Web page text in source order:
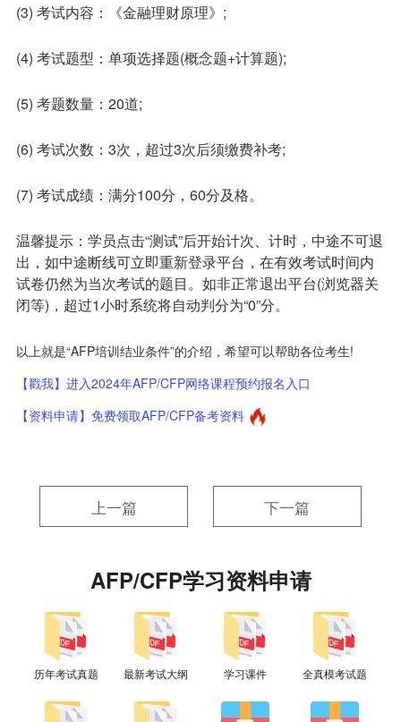
(3) 考试内容：《金融理财原理》;
(4) 考试题型：单项选择题(概念题+计算题);
(5) 考题数量：20道;
(6) 考试次数：3次，超过3次后须缴费补考;
(7) 考试成绩：满分100分，60分及格。
温馨提示：学员点击“测试”后开始计次、计时，中途不可退
出，如中途断线可立即重新登录平台，在有效考试时间内
试卷仍然为当次考试的题目。如非正常退出平台(浏览器关
闭等)，超过1小时系统将自动判分为“0”分。
以上就是“AFP培训结业条件”的介绍，希望可以帮助各位考生!
【戳我】进入2024年AFP/CFP网络课程预约报名入口
【资料申请】免费领取AFP/CFP备考资料
上一篇 下一篇
AFP/CFP学习资料申请
历年考试真题 最新考试大纲 学习课件 全真模考试题